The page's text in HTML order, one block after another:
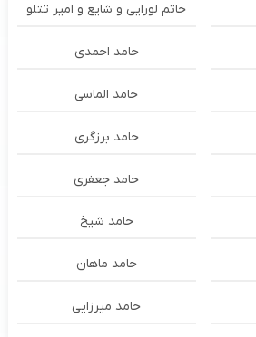
حاتم لورایی و شایع و امیر تتلو
حامد احمدی
حامد الماسی
حامد برزگری
حامد جعفری
حامد شیخ
حامد ماهان
حامد میرزایی